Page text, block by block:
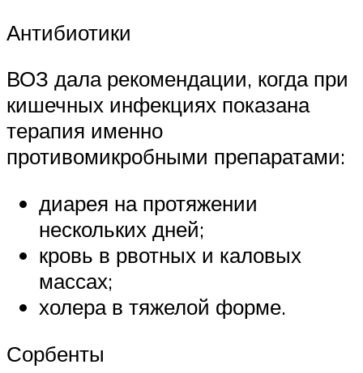
Антибиотики
ВОЗ дала рекомендации, когда при
кишечных инфекциях показана
терапия именно
противомикробными препаратами:
диарея на протяжении
нескольких дней;
кровь в рвотных и каловых
массах;
холера в тяжелой форме.
Сорбенты